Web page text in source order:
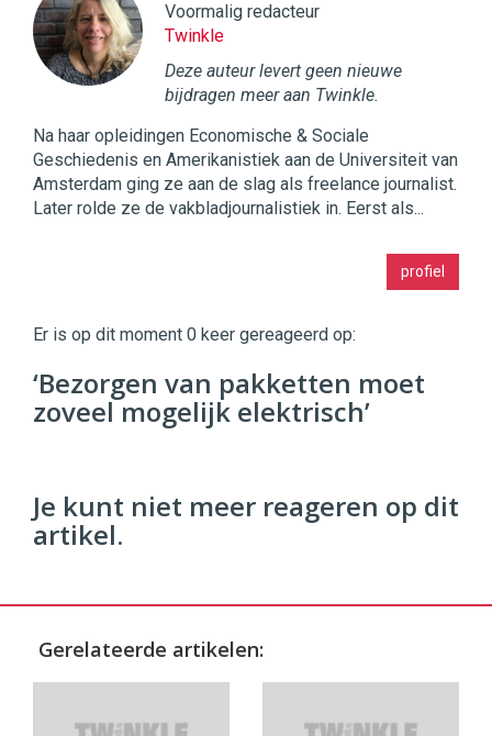
Voormalig redacteur
Twinkle
Deze auteur levert geen nieuwe
bijdragen meer aan Twinkle.
Na haar opleidingen Economische & Sociale
Geschiedenis en Amerikanistiek aan de Universiteit van
Amsterdam ging ze aan de slag als freelance journalist.
Later rolde ze de vakbladjournalistiek in. Eerst als...
profiel
Commerce https://twinklemagazine.nl
9654
Er is op dit moment 0 keer gereageerd op:
‘Bezorgen van pakketten moet
zoveel mogelijk elektrisch’
Je kunt niet meer reageren op dit
artikel.
Gerelateerde artikelen: